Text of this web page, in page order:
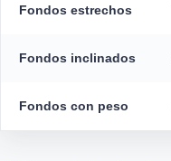
Fondos estrechos
Fondos inclinados
Fondos con peso